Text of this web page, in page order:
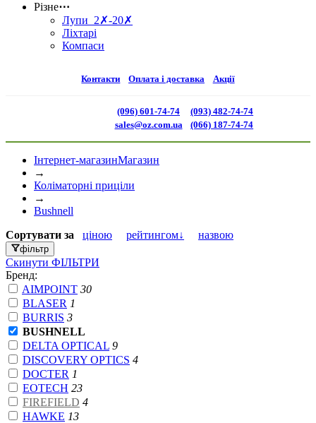
Різне⋯
Лупи 2✗-20✗
Ліхтарі
Компаси
Контакти Оплата і доставка Акції
(096) 601-74-74
sales@oz.com.ua
(093) 482-74-74
(066) 187-74-74
Інтернет-магазинМагазин
→
Коліматорні приціли
→
Bushnell
Сортувати за ціною рейтингом↓ назвою
фільтр
Скинути ФІЛЬТРИ
Бренд:
AIMPOINT 30
BLASER 1
BURRIS 3
BUSHNELL
DELTA OPTICAL 9
DISCOVERY OPTICS 4
DOCTER 1
EOTECH 23
FIREFIELD 4
HAWKE 13